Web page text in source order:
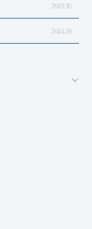
26.03.30
26.01.26